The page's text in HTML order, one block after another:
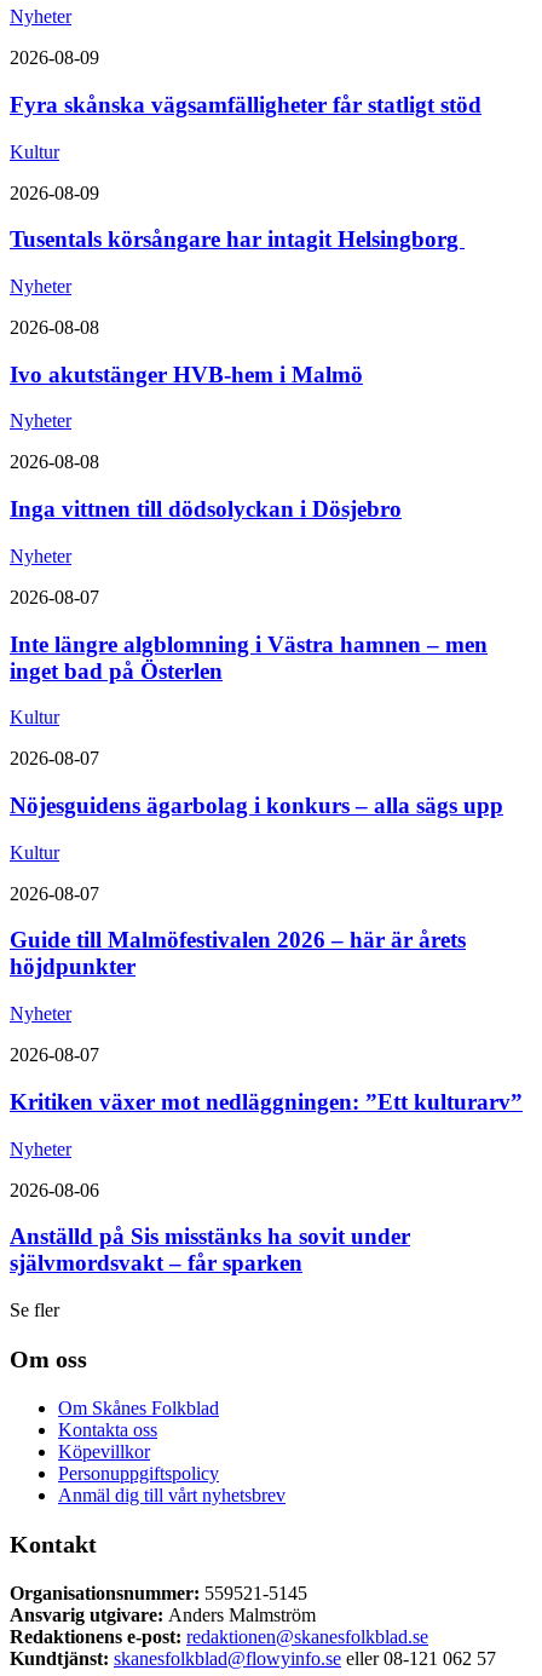
Nyheter
2026-08-09
Fyra skånska vägsamfälligheter får statligt stöd
Kultur
2026-08-09
Tusentals körsångare har intagit Helsingborg
Nyheter
2026-08-08
Ivo akutstänger HVB-hem i Malmö
Nyheter
2026-08-08
Inga vittnen till dödsolyckan i Dösjebro
Nyheter
2026-08-07
Inte längre algblomning i Västra hamnen – men
inget bad på Österlen
Kultur
2026-08-07
Nöjesguidens ägarbolag i konkurs – alla sägs upp
Kultur
2026-08-07
Guide till Malmöfestivalen 2026 – här är årets
höjdpunkter
Nyheter
2026-08-07
Kritiken växer mot nedläggningen: ”Ett kulturarv”
Nyheter
2026-08-06
Anställd på Sis misstänks ha sovit under
självmordsvakt – får sparken
Se fler
Om oss
Om Skånes Folkblad
Kontakta oss
Köpevillkor
Personuppgiftspolicy
Anmäl dig till vårt nyhetsbrev
Kontakt
Organisationsnummer: 559521-5145
Ansvarig utgivare: Anders Malmström
Redaktionens e-post: redaktionen@skanesfolkblad.se
Kundtjänst: skanesfolkblad@flowyinfo.se eller 08-121 062 57